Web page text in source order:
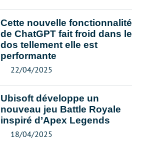
Cette nouvelle fonctionnalité
de ChatGPT fait froid dans le
dos tellement elle est
performante
22/04/2025
Ubisoft développe un
nouveau jeu Battle Royale
inspiré d’Apex Legends
18/04/2025